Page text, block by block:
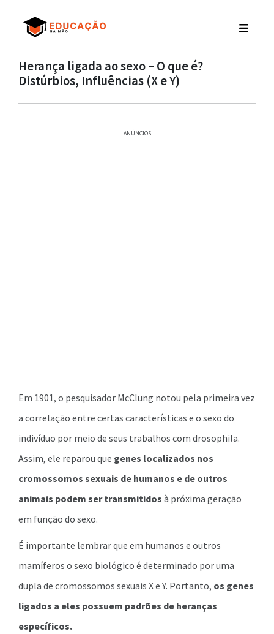
Herança ligada ao sexo – O que é?
Distúrbios, Influências (X e Y)
ANÚNCIOS
Em 1901, o pesquisador McClung notou pela primeira vez
a correlação entre certas características e o sexo do
indivíduo por meio de seus trabalhos com drosophila.
Assim, ele reparou que genes localizados nos
cromossomos sexuais de humanos e de outros
animais podem ser transmitidos à próxima geração
em função do sexo.
É importante lembrar que em humanos e outros
mamíferos o sexo biológico é determinado por uma
dupla de cromossomos sexuais X e Y. Portanto, os genes
ligados a eles possuem padrões de heranças
específicos.